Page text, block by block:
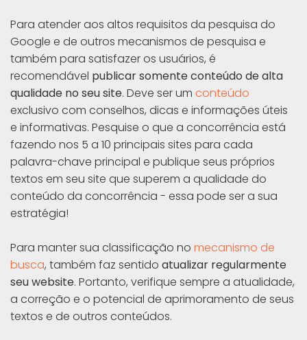
Para atender aos altos requisitos da pesquisa do
Google e de outros mecanismos de pesquisa e
também para satisfazer os usuários, é
recomendável publicar somente conteúdo de alta
qualidade no seu site. Deve ser um conteúdo
exclusivo com conselhos, dicas e informações úteis
e informativas. Pesquise o que a concorrência está
fazendo nos 5 a 10 principais sites para cada
palavra-chave principal e publique seus próprios
textos em seu site que superem a qualidade do
conteúdo da concorrência - essa pode ser a sua
estratégia!
Para manter sua classificação no mecanismo de
busca, também faz sentido atualizar regularmente
seu website. Portanto, verifique sempre a atualidade,
a correção e o potencial de aprimoramento de seus
textos e de outros conteúdos.